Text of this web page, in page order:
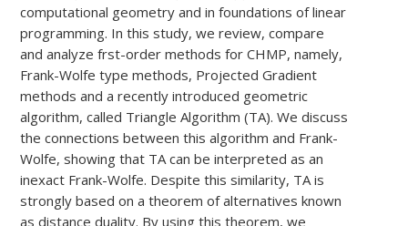
computational geometry and in foundations of linear
programming. In this study, we review, compare
and analyze frst-order methods for CHMP, namely,
Frank-Wolfe type methods, Projected Gradient
methods and a recently introduced geometric
algorithm, called Triangle Algorithm (TA). We discuss
the connections between this algorithm and Frank-
Wolfe, showing that TA can be interpreted as an
inexact Frank-Wolfe. Despite this similarity, TA is
strongly based on a theorem of alternatives known
as distance duality. By using this theorem, we